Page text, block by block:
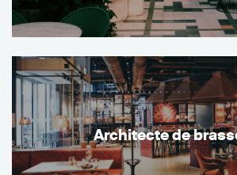
Architecte de